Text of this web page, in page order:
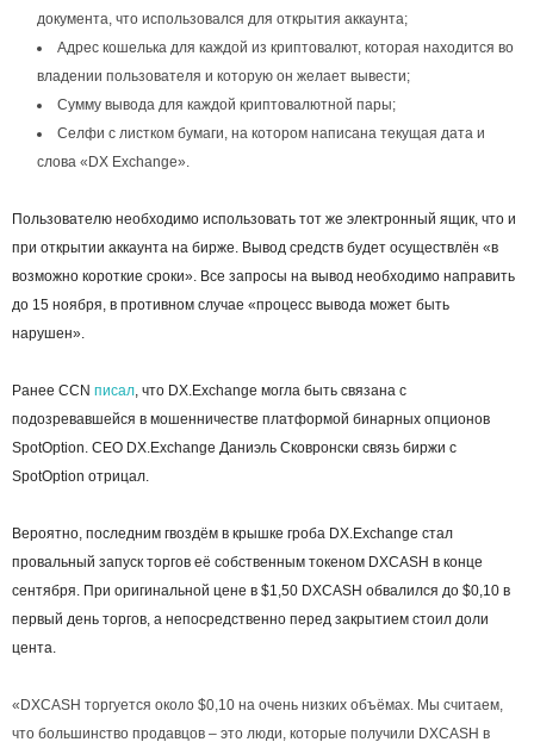
документа, что использовался для открытия аккаунта;
Адрес кошелька для каждой из криптовалют, которая находится во
владении пользователя и которую он желает вывести;
Сумму вывода для каждой криптовалютной пары;
Селфи с листком бумаги, на котором написана текущая дата и
слова «DX Exchange».
Пользователю необходимо использовать тот же электронный ящик, что и
при открытии аккаунта на бирже. Вывод средств будет осуществлён «в
возможно короткие сроки». Все запросы на вывод необходимо направить
до 15 ноября, в противном случае «процесс вывода может быть
нарушен».
Ранее CCN писал, что DX.Exchange могла быть связана с
подозревавшейся в мошенничестве платформой бинарных опционов
SpotOption. CEO DX.Exchange Даниэль Сковронски связь биржи с
SpotOption отрицал.
Вероятно, последним гвоздём в крышке гроба DX.Exchange стал
провальный запуск торгов её собственным токеном DXCASH в конце
сентября. При оригинальной цене в $1,50 DXCASH обвалился до $0,10 в
первый день торгов, а непосредственно перед закрытием стоил доли
цента.
«DXCASH торгуется около $0,10 на очень низких объёмах. Мы считаем,
что большинство продавцов – это люди, которые получили DXCASH в